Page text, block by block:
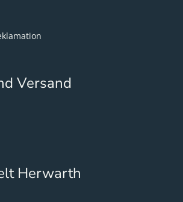
Versand
Herwarth